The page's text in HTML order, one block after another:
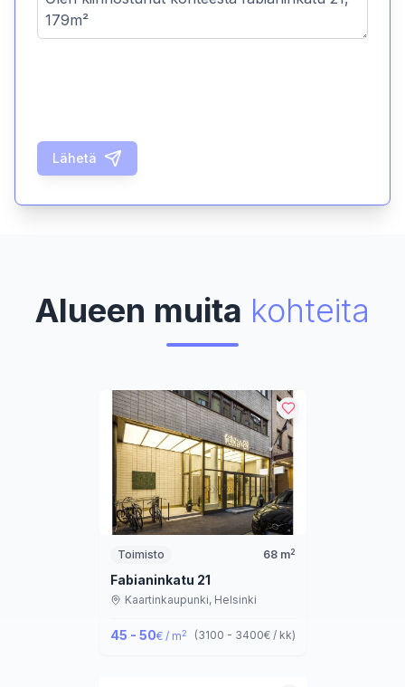
Lähetä
Alueen muita kohteita
Toimisto 68m2
Fabianinkatu 21
Kaartinkaupunki, Helsinki
45 - 50€ / m2 (3100 - 3400€ / kk)